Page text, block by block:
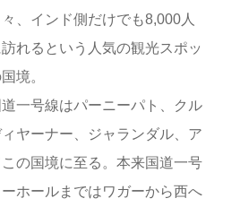
、インド側だけでも8,000人
れるという人気の観光スポッ
境。
一号線はパーニーパト、クル
ヤーナー、ジャランダル、ア
の国境に至る。本来国道一号
ホールまではワガーから西へ